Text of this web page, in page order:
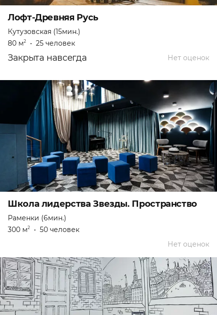
Лофт-Древняя Русь
Кутузовская (15мин.)
80 м2 • 25 человек
Нет оценок
Закрыта навсегда
Школа лидерства Звезды. Пространство
Раменки (6мин.)
300 м2 • 50 человек
Нет оценок